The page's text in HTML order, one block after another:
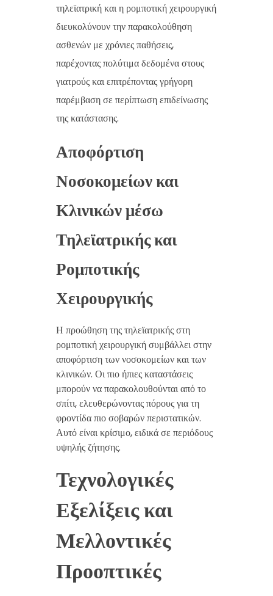
τηλεϊατρική και η ρομποτική χειρουργική
διευκολύνουν την παρακολούθηση
ασθενών με χρόνιες παθήσεις,
παρέχοντας πολύτιμα δεδομένα στους
γιατρούς και επιτρέποντας γρήγορη
παρέμβαση σε περίπτωση επιδείνωσης
της κατάστασης.
Αποφόρτιση
Νοσοκομείων και
Κλινικών μέσω
Τηλεϊατρικής και
Ρομποτικής
Χειρουργικής
Η προώθηση της τηλεϊατρικής στη
ρομποτική χειρουργική συμβάλλει στην
αποφόρτιση των νοσοκομείων και των
κλινικών. Οι πιο ήπιες καταστάσεις
μπορούν να παρακολουθούνται από το
σπίτι, ελευθερώνοντας πόρους για τη
φροντίδα πιο σοβαρών περιστατικών.
Αυτό είναι κρίσιμο, ειδικά σε περιόδους
υψηλής ζήτησης.
Τεχνολογικές
Εξελίξεις και
Μελλοντικές
Προοπτικές